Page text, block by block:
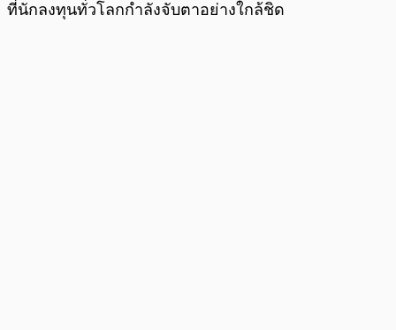
ที่นักลงทุนทั่วโลกกำลังจับตาอย่างใกล้ชิด